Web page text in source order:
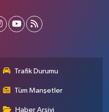
Trafik Durumu
Tüm Manşetler
Haber Arşivi